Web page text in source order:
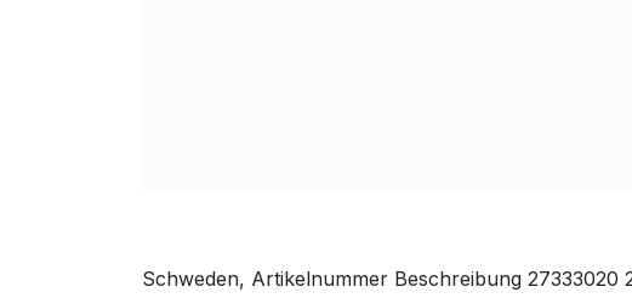
Schweden, Artikelnummer Beschreibung